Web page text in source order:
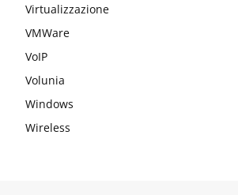
Virtualizzazione
VMWare
VoIP
Volunia
Windows
Wireless